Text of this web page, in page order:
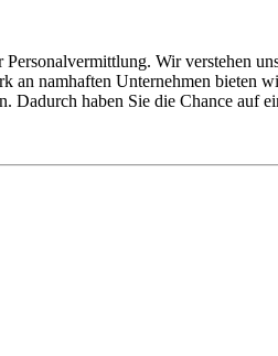
Wir verstehen
namhaften Unternehmen bieten
haben Sie die Chance auf